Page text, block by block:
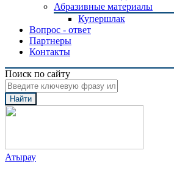
Абразивные материалы
Купершлак
Вопрос - ответ
Партнеры
Контакты
Поиск по сайту
Найти
Атырау